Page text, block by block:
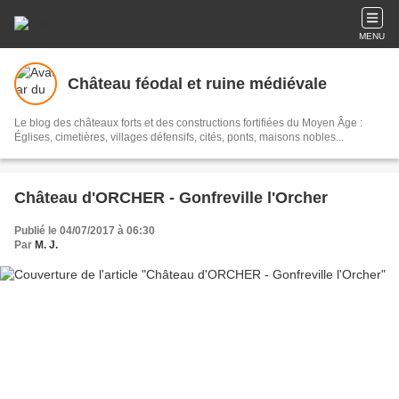
MENU
Château féodal et ruine médiévale
Le blog des châteaux forts et des constructions fortifiées du Moyen Âge :
Églises, cimetières, villages défensifs, cités, ponts, maisons nobles...
Château d'ORCHER - Gonfreville l'Orcher
Publié le 04/07/2017 à 06:30
Par M. J.